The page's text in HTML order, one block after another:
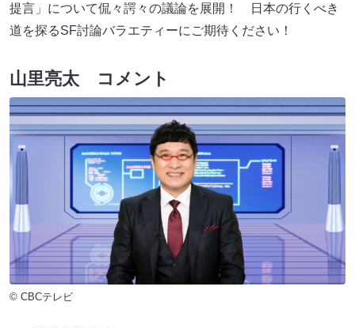
提言」について侃々諤々の議論を展開！ 日本の行くべき
道を探るSF討論バラエティーにご期待ください！
山里亮太 コメント
© CBCテレビ